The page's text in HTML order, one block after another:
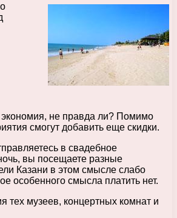
экономия, не правда ли? Помимо
смогут добавить еще скидки.
в свадебное
вы посещаете разные
Казани в этом смысле слабо
особенного смысла платить нет.
тех музеев, концертных комнат и